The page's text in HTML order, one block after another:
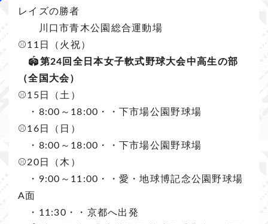
レイズの勝者
川口市青木公園総合運動場
⚾️11日（火祝）
🏟️第24回全日本女子軟式野球大会中高生の部
（全国大会）
⚾️15日（土）
・8:00～18:00・・下市場公園野球場
⚾️16日（日）
・8:00～18:00・・下市場公園野球場
⚾️20日（木）
・9:00～11:00・・愛・地球博記念公園野球場
A面
・11:30・・京都へ出発